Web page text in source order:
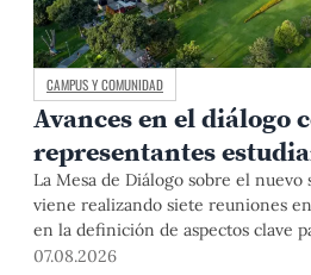
CAMPUS Y COMUNIDAD
Avances en el diálogo
representantes
La Mesa de Diálogo sobre el nuevo
viene realizando siete reuniones
en la definición de aspectos clave
07.08.2026